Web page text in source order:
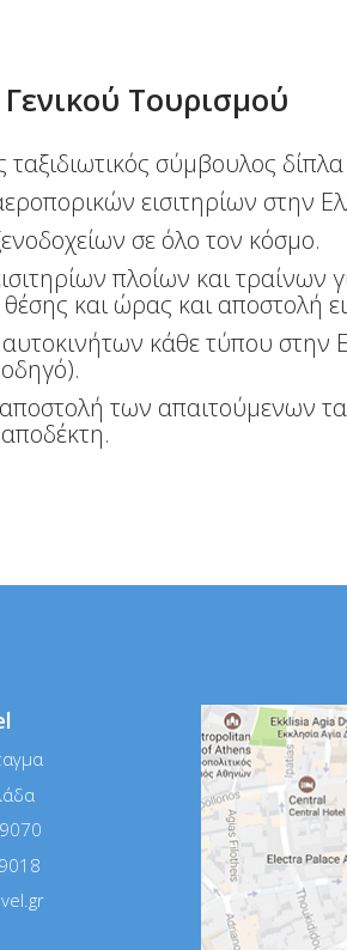
Τουρισμού
σύμβουλος
εισιτηρίων στην
σε όλο τον κόσμο.
πλοίων και τραίνων
και ώρας και αποστολή
αυτοκινήτων κάθε τύπου στην
των απαιτούμενων